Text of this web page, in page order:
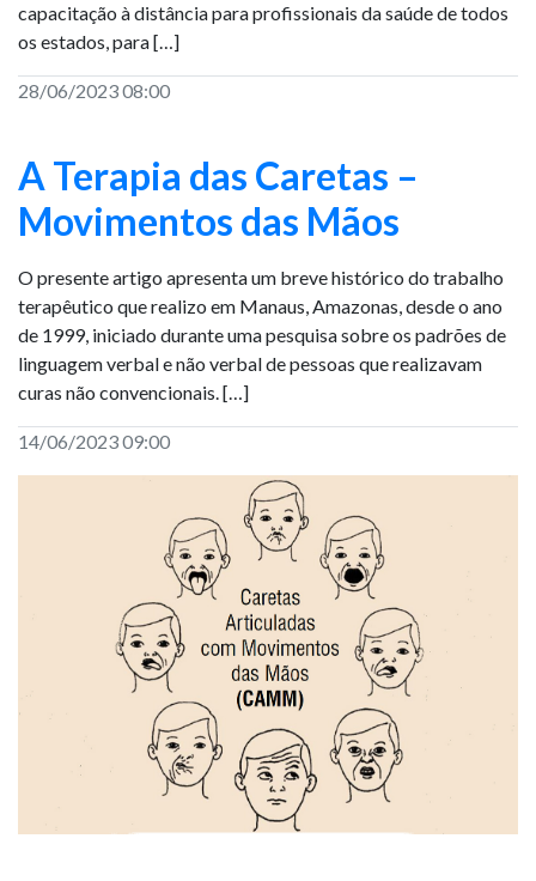
capacitação à distância para profissionais da saúde de todos
os estados, para […]
28/06/2023 08:00
A Terapia das Caretas –
Movimentos das Mãos
O presente artigo apresenta um breve histórico do trabalho
terapêutico que realizo em Manaus, Amazonas, desde o ano
de 1999, iniciado durante uma pesquisa sobre os padrões de
linguagem verbal e não verbal de pessoas que realizavam
curas não convencionais. […]
14/06/2023 09:00